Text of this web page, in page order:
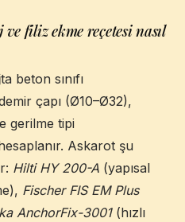
filiz ekme reçetesi nasıl
ta beton sınıfı
çapı (Ø10–Ø32),
gerilme tipi
Askarot şu
Hilti HY 200-A (yapısal
Fischer FIS EM Plus
AnchorFix-3001(hızlı